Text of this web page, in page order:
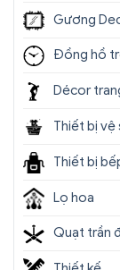
Gương
Đồng hồ
Décor
Thiết bị vệ
Thiết bị
Lọ hoa
Quạt trần